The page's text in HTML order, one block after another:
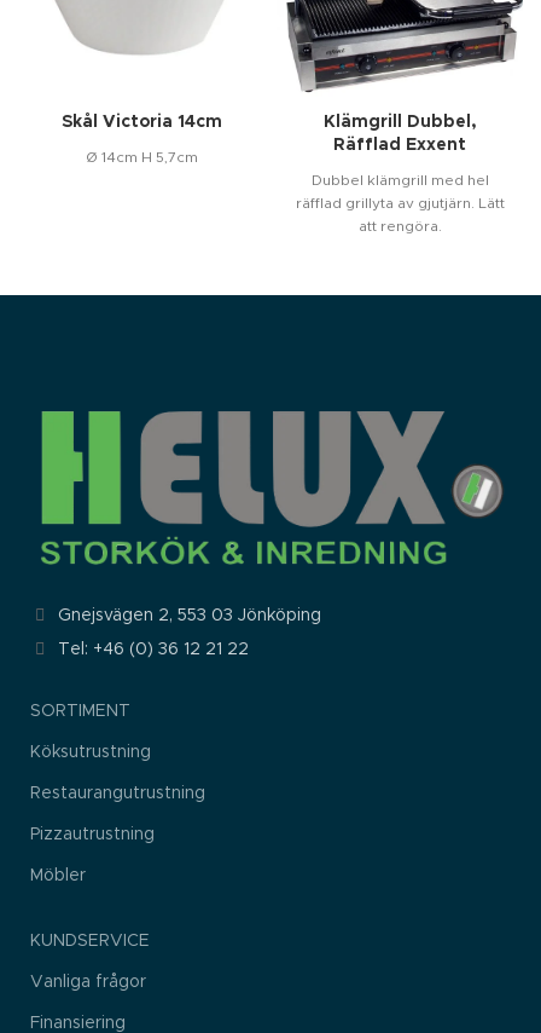
Skål Victoria 14cm
Ø 14cm H 5,7cm
Klämgrill Dubbel,
Räfflad Exxent
Dubbel klämgrill med hel
räfflad grillyta av gjutjärn. Lätt
att rengöra.
Gnejsvägen 2, 553 03 Jönköping
Tel: +46 (0) 36 12 21 22
SORTIMENT
Köksutrustning
Restaurangutrustning
Pizzautrustning
Möbler
KUNDSERVICE
Vanliga frågor
Finansiering
med dig av dina
intressen och
ditt beteende
när du surfar
se personligt
anpassat
erbjudanden.